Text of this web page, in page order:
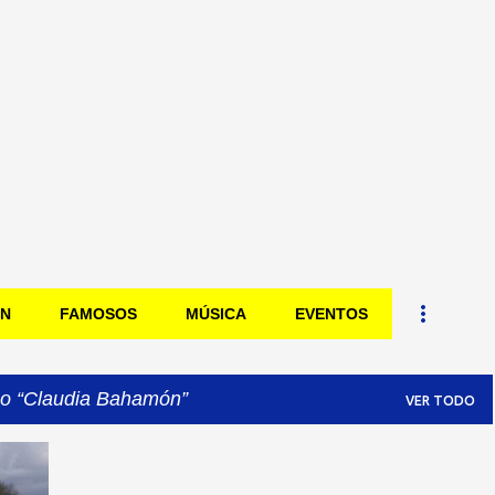
FAMOSOS MÚSICA EVENTOS
Claudia Bahamón VER TODO